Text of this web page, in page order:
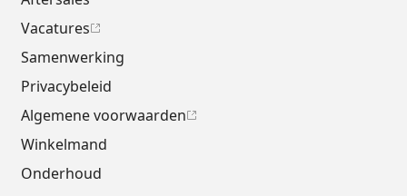
Vacatures
Samenwerking
Privacybeleid
Algemene voorwaarden
Winkelmand
Onderhoud